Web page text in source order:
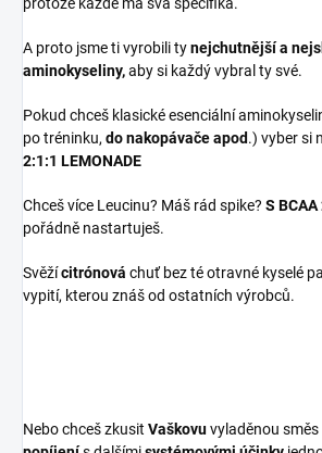
protože každé má svá specifika.
A proto jsme ti vyrobili tynejchutnější a
aminokyseliny,aby si každý vybral ty své.
Pokud chceš klasické esenciální
po tréninku, do nakopávače apod.) vyber si
2:1:1 LEMONADE
Chceš více Leucinu? Máš rád spike? S
pořádně nastartuješ.
Svěžícitrónová chuť bez té otravné kyselé
vypití, kterou znáš od ostatních výrobců.
Nebo chceš zkusit Vaškovuvyladěnou směs